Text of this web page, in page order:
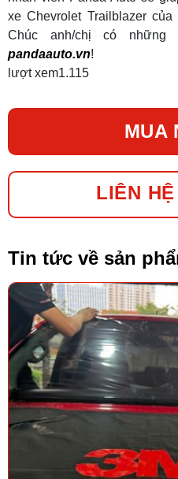
xe Chevrolet Trailblazer
Chúc anh/chị có
pandaauto.vn!
lượt xem1.115
MUA
LIÊN
Tin tức về sản